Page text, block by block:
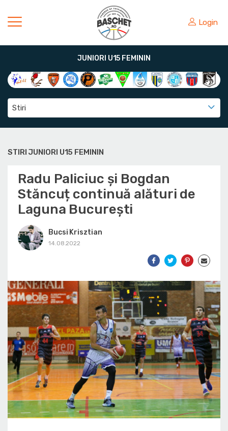
Login
JUNIORI U15 FEMININ
Stiri
STIRI JUNIORI U15 FEMININ
Radu Paliciuc și Bogdan
Stăncuț continuă alături de
Laguna București
Bucsi Krisztian
14.08.2022